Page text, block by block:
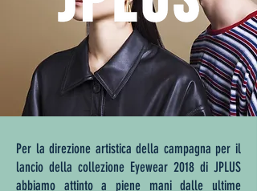
Per la direzione artistica della campagna per il
lancio della collezione Eyewear 2018 di JPLUS
abbiamo attinto a piene mani dalle ultime